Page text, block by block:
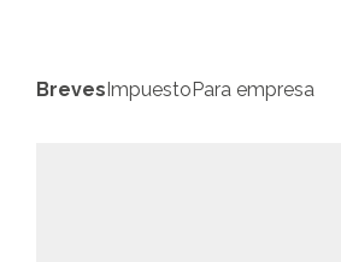
BrevesImpuestoPara empresa